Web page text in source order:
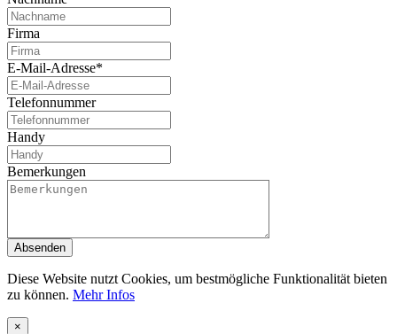
Firma
E-Mail-Adresse*
Telefonnummer
Handy
Bemerkungen
Absenden
Diese Website nutzt Cookies, um bestmögliche Funktionalität bieten
zu können. Mehr Infos
×